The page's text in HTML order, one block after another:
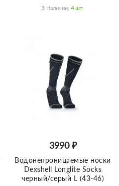
В Наличии: 4 Шт.
3990 ₽
Водонепроницаемые носки
Dexshell Longlite Socks
черный/серый L (43-46)